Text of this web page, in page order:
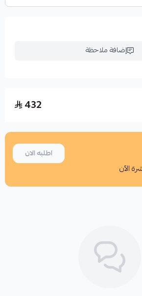
إضافة ملاحظة
432
الآن
اطلبه الان
اطلب المنتج